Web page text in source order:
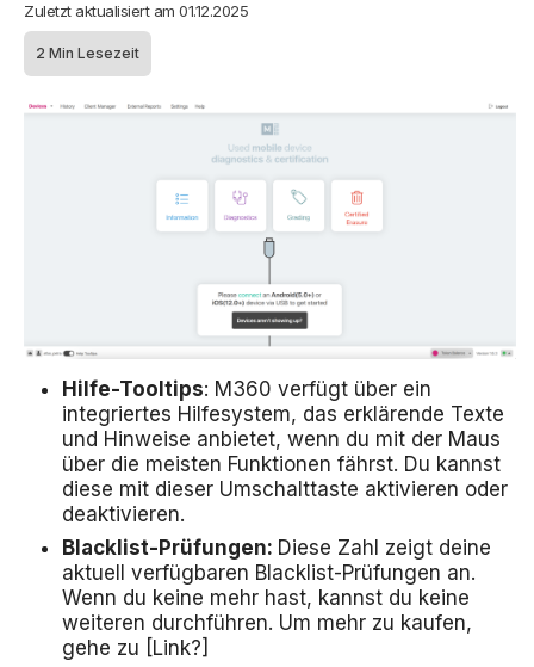
Zuletzt aktualisiert am 01.12.2025
2 Min Lesezeit
Hilfe-Tooltips: M360 verfügt über ein
integriertes Hilfesystem, das erklärende Texte
und Hinweise anbietet, wenn du mit der Maus
über die meisten Funktionen fährst. Du kannst
diese mit dieser Umschalttaste aktivieren oder
deaktivieren.
Blacklist-Prüfungen: Diese Zahl zeigt deine
aktuell verfügbaren Blacklist-Prüfungen an.
Wenn du keine mehr hast, kannst du keine
weiteren durchführen. Um mehr zu kaufen,
gehe zu [Link?]